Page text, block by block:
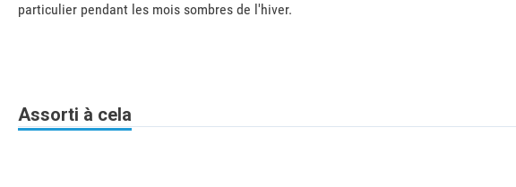
particulier pendant les mois sombres de l'hiver.
Assorti à cela